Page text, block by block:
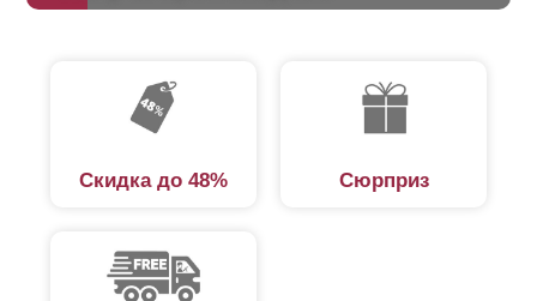
Скидка до 48% Сюрприз